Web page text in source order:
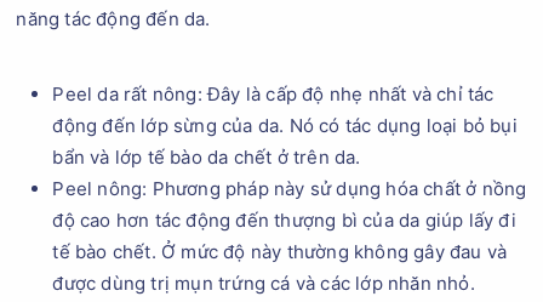
năng tác động đến da.
Peel da rất nông: Đây là cấp độ nhẹ nhất và chỉ tác
động đến lớp sừng của da. Nó có tác dụng loại bỏ bụi
bẩn và lớp tế bào da chết ở trên da.
Peel nông: Phương pháp này sử dụng hóa chất ở nồng
độ cao hơn tác động đến thượng bì của da giúp lấy đi
tế bào chết. Ở mức độ này thường không gây đau và
được dùng trị mụn trứng cá và các lớp nhăn nhỏ.